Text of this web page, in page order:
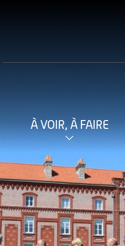
À VOIR, À FAIRE